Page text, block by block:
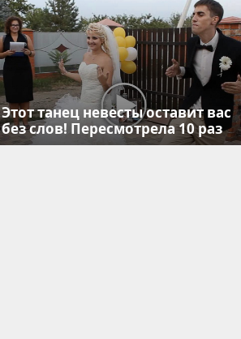
Этот танец невесты оставит вас
без слов! Пересмотрела 10 раз